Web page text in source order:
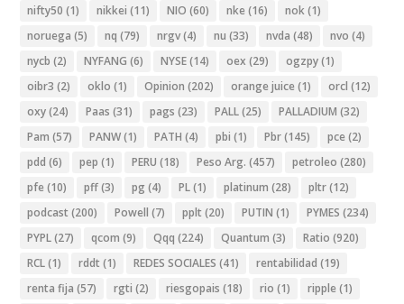
nifty50 (1) nikkei (11) NIO (60) nke (16) nok(1)
noruega (5) nq (79) nrgv(4) nu (33) nvda (48) nvo (4)
nycb (2) NYFANG (6) NYSE(14) oex (29) ogzpy(1)
oibr3 (2) oklo (1) Opinion (202) orange juice (1) orcl (12)
oxy(24) Paas (31) pags (23) PALL(25) PALLADIUM (32)
Pam (57) PANW(1) PATH (4) pbi (1) Pbr(145) pce (2)
pdd (6) pep (1) PERU (18) Peso Arg. (457) petroleo (280)
pfe (10) pff(3) pg (4) PL(1) platinum (28) pltr(12)
podcast (200) Powell (7) pplt (20) PUTIN (1) PYMES (234)
PYPL(27) qcom (9) Qqq (224) Quantum (3) Ratio (920)
RCL(1) rddt (1) REDES SOCIALES (41) rentabilidad (19)
renta fija (57) rgti (2) riesgopais (18) rio (1) ripple (1)